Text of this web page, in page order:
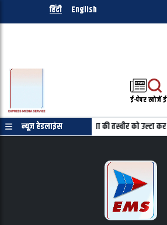
हिंदी English
ई-पेपरखोजें
न्यूज़ हेडलाइंस
की जरुरत नहीं महबूबा की तस्वीर को उल्टा